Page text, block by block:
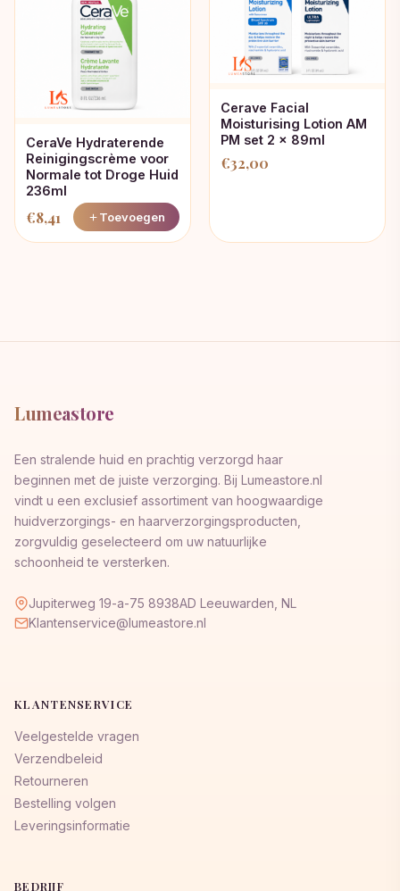
CeraVe Hydraterende
Reinigingscrème voor
Normale tot Droge Huid
236ml
€8,41 Toevoegen
Cerave Facial
Moisturising Lotion AM
PM set 2 x 89ml
€32,00
Lumeastore
Een stralende huid en prachtig verzorgd haar
beginnen met de juiste verzorging. Bij Lumeastore.nl
vindt u een exclusief assortiment van hoogwaardige
huidverzorgings- en haarverzorgingsproducten,
zorgvuldig geselecteerd om uw natuurlijke
schoonheid te versterken.
Jupiterweg 19-a-75 8938AD Leeuwarden, NL
Klantenservice@lumeastore.nl
KLANTENSERVICE
Veelgestelde vragen
Verzendbeleid
Retourneren
Bestelling volgen
Leveringsinformatie
BEDRIJF